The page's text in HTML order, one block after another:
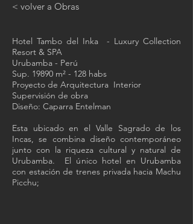
Hotel Tambo del Inka - Luxury Collection
Resort & SPA
Urubamba - Perú
Sup. 19890 m² - 128 habs
Proyecto de Arquitectura Interior
Supervisión de obra
Diseño: Caparra Entelman
Esta ubicado en el Valle Sagrado de los
Incas, se combina diseño contemporáneo
junto con la riqueza cultural y natural de
Urubamba. El único hotel en Urubamba
con estación de trenes privada hacia Machu
Picchu;
< volver a Obras